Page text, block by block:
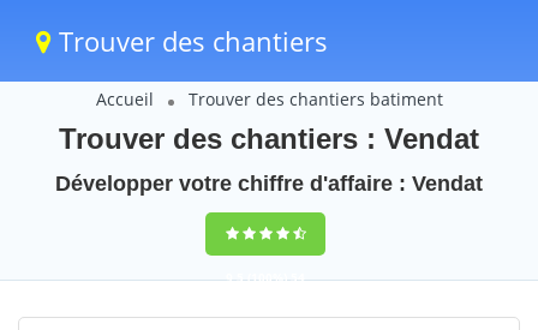
Trouver des chantiers
Accueil Trouver des chantiers batiment
Trouver des chantiers : Vendat
Développer votre chiffre d'affaire : Vendat
9,5(100%)54
votes